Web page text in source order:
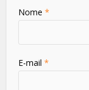
Nome*
E-mail*